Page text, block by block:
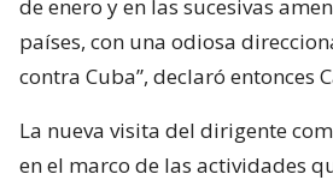
de enero y en las sucesivas
países, con una odiosa
contra Cuba”, declaró entonces
La nueva visita del dirigente
en el marco de las actividades